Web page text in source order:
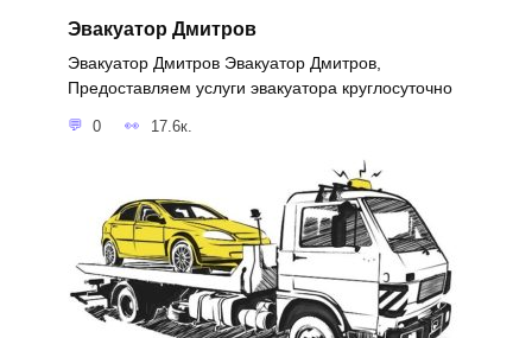
Эвакуатор Дмитров
Эвакуатор Дмитров Эвакуатор Дмитров,
Предоставляем услуги эвакуатора круглосуточно
0 17.6к.